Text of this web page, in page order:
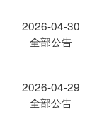
2026-04-30
全部公告
2026-04-29
全部公告